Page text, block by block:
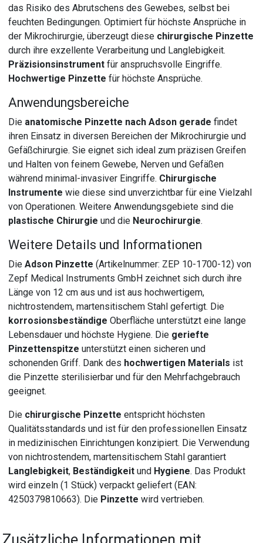
das Risiko des Abrutschens des Gewebes, selbst bei
feuchten Bedingungen. Optimiert für höchste Ansprüche in
der Mikrochirurgie, überzeugt diese chirurgische Pinzette
durch ihre exzellente Verarbeitung und Langlebigkeit.
Präzisionsinstrument für anspruchsvolle Eingriffe.
Hochwertige Pinzette für höchste Ansprüche.
Anwendungsbereiche
Die anatomische Pinzette nach Adson gerade findet
ihren Einsatz in diversen Bereichen der Mikrochirurgie und
Gefäßchirurgie. Sie eignet sich ideal zum präzisen Greifen
und Halten von feinem Gewebe, Nerven und Gefäßen
während minimal-invasiver Eingriffe. Chirurgische
Instrumente wie diese sind unverzichtbar für eine Vielzahl
von Operationen. Weitere Anwendungsgebiete sind die
plastische Chirurgie und die Neurochirurgie.
Weitere Details und Informationen
DieAdson Pinzette (Artikelnummer: ZEP 10-1700-12) von
Zepf Medical Instruments GmbH zeichnet sich durch ihre
Länge von 12 cm aus und ist aus hochwertigem,
nichtrostendem, martensitischem Stahl gefertigt. Die
korrosionsbeständige Oberfläche unterstützt eine lange
Lebensdauer und höchste Hygiene. Die geriefte
Pinzettenspitze unterstützt einen sicheren und
schonenden Griff. Dank des hochwertigen Materials ist
die Pinzette sterilisierbar und für den Mehrfachgebrauch
geeignet.
Die chirurgische Pinzette entspricht höchsten
Qualitätsstandards und ist für den professionellen Einsatz
in medizinischen Einrichtungen konzipiert. Die Verwendung
von nichtrostendem, martensitischem Stahl garantiert
Langlebigkeit, Beständigkeit und Hygiene. Das Produkt
wird einzeln (1 Stück) verpackt geliefert (EAN:
4250379810663). Die Pinzette wird vertrieben.
Zusätzliche Informationen mit